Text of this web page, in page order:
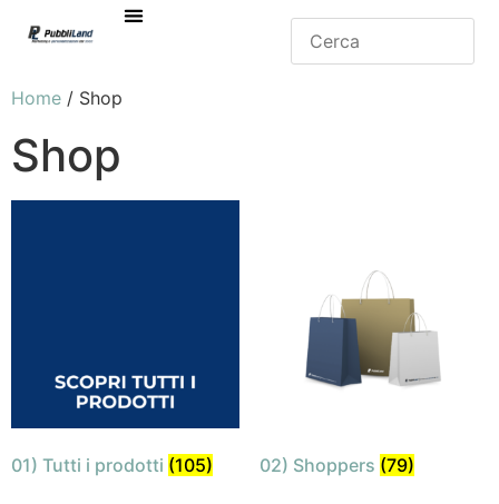
Home / Shop
Shop
01) Tutti i prodotti (105) 02) Shoppers (79)